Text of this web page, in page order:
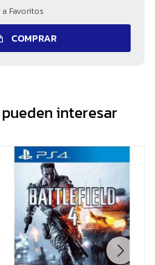
COMPRAR
interesar